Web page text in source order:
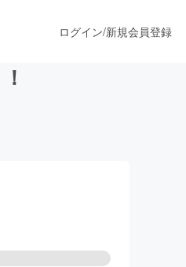
ログイン/新規会員登録